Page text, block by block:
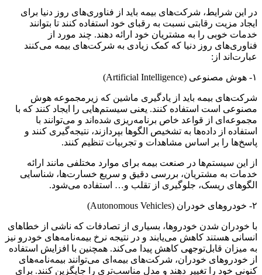
در این شرایط، شرکت‌های بیمه باید از فناوری‌های روز دنیا برای
ایجاد مزیت رقابتی نسبت به رقبای خود استفاده کنند تا بتوانند
خدمات خوبی را به مشتریان خود ارائه دهند. چند مورد از
فناوری‌های روز دنیا که کمک زیادی به شرکت‌های بیمه می‌کنند
عبارت‌اند از:
۱- هوش مصنوعی (Artificial Intelligence)
شرکت‌های بیمه باید از یادگیری ماشین که زیرمجموعه هوش
مصنوعی است استفاده کنند. یعنی سیستم‌هایی را ایجاد کنند که با
مجموعه‌ای از قواعد خاص برنامه‌ریزی شده‌اند و می‌توانند با
استفاده از داده‌ها به تشخیص الگوها بپردازند، نتیجه‌گیری کنند و
پاسخ‌ها را بر اساس مشاهدات و تجربیات تنظیم کنند.
از این سیستم‌ها در صنعت بیمه برای موارد مختلفی مانند ارائه
خدمات به مشتریان، بررسی دقیق و سریع خسارت‌ها، شناسایی
الگوهای ریسک، جلوگیری از تقلب و… استفاده می‌شود.
۲- خودروهای خودران (Autonomous Vehicles)
با خودران شدن خودروها، بسیاری از تصادفات که ناشی از خطاهای
انسانی هستند کاهش می‌یابند و در نتیجه نرخ بیمه‌نامه‌های خودرو نیز
به میزان قابل‌توجهی کاهش پیدا می‌کند. همچنین با افزایش استفاده
از خودروهای خودران، شرکت‌های بیمه‌ای می‌توانند بیمه‌نامه‌های
کنونی خود را تغییر دهند و مدل مناسب‌تری را جایگزین کنند. برای